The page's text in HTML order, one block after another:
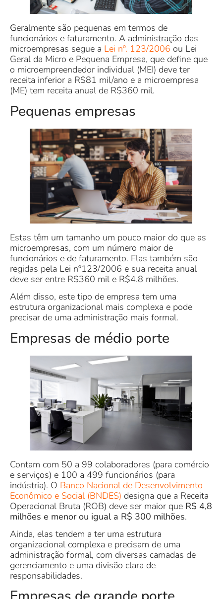
Geralmente são pequenas em termos de
funcionários e faturamento. A administração das
microempresas segue a Lei nº. 123/2006 ou Lei
Geral da Micro e Pequena Empresa, que define que
o microempreendedor individual (MEI) deve ter
receita inferior a R$81 mil/ano e a microempresa
(ME) tem receita anual de R$360 mil.
Pequenas empresas
Estas têm um tamanho um pouco maior do que as
microempresas, com um número maior de
funcionários e de faturamento. Elas também são
regidas pela Lei nº123/2006 e sua receita anual
deve ser entre R$360 mil e R$4.8 milhões.
Além disso, este tipo de empresa tem uma
estrutura organizacional mais complexa e pode
precisar de uma administração mais formal.
Empresas de médio porte
Contam com 50 a 99 colaboradores (para comércio
e serviços) e 100 a 499 funcionários (para
indústria). O Banco Nacional de Desenvolvimento
Econômico e Social (BNDES) designa que a Receita
Operacional Bruta (ROB) deve ser maior que R$ 4,8
milhões e menor ou igual a R$ 300 milhões.
Ainda, elas tendem a ter uma estrutura
organizacional complexa e precisam de uma
administração formal, com diversas camadas de
gerenciamento e uma divisão clara de
responsabilidades.